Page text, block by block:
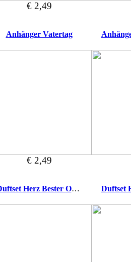
€ 2,49
Anhänger Vatertag
€ 2,49
Duftset Herz Bester Opa der Welt